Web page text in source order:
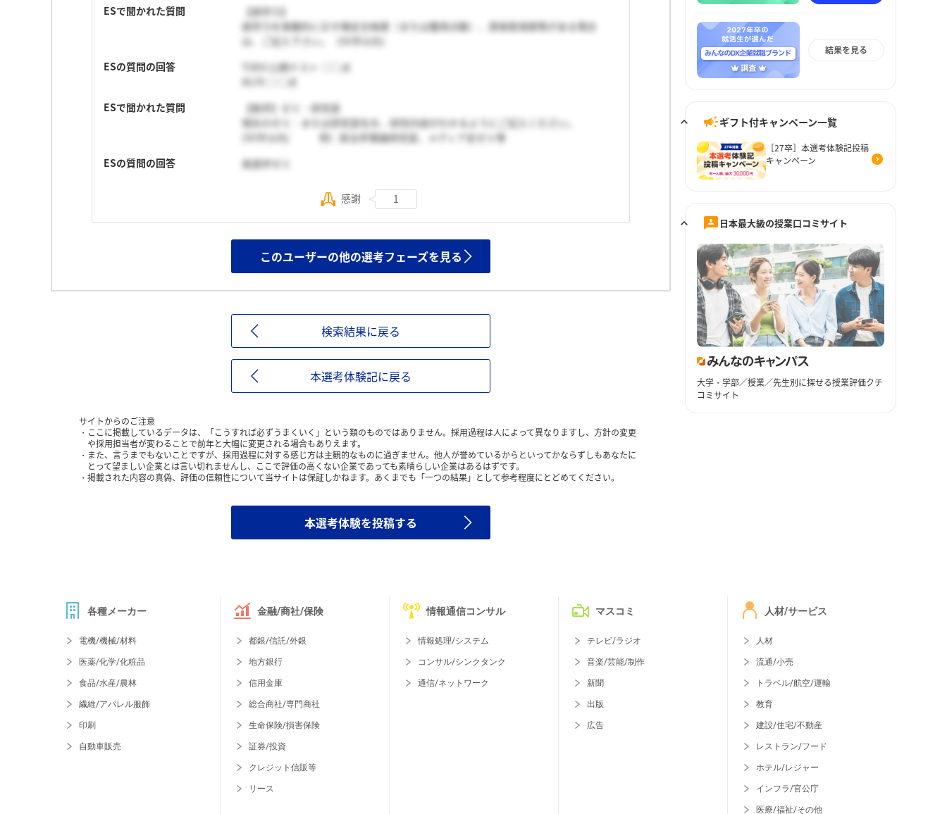
ESで聞かれた質問
【語学力】
語学力を客観的に示す検定合格歴（または獲得点数）、資格取得歴等がある場合
は、ご記入下さい。（50字以内）
ESの質問の回答
TOEIC公開テスト ○○点
IELTS ○○点
ESで聞かれた質問
【勉学】ゼミ・研究室
現在のゼミ・または研究室名を、研究内容がわかるようにご記入ください。
(50字以内) 例）政治学理論研究室、メディア史ゼミ等
ESの質問の回答
英語学ゼミ
感謝 1
このユーザーの他の選考フェーズを見る
検索結果に戻る
本選考体験記に戻る
サイトからのご注意
ここに掲載しているデータは、「こうすれば必ずうまくいく」という類のものではありません。採用過程は人によって異なりますし、方針の変更
や採用担当者が変わることで前年と大幅に変更される場合もありえます。
また、言うまでもないことですが、採用過程に対する感じ方は主観的なものに過ぎません。他人が誉めているからといってかならずしもあなたに
とって望ましい企業とは言い切れませんし、ここで評価の高くない企業であっても素晴らしい企業はあるはずです。
掲載された内容の真偽、評価の信頼性について当サイトは保証しかねます。あくまでも「一つの結果」として参考程度にとどめてください。
本選考体験を投稿する
結果を見る
ギフト付キャンペーン一覧
［27卒］本選考体験記投稿
キャンペーン
日本最大級の授業口コミサイト
大学・学部／授業／先生別に探せる授業評価クチ
コミサイト
各種メーカー
電機/機械/材料
医薬/化学/化粧品
食品/水産/農林
繊維/アパレル服飾
印刷
自動車販売
金融/商社/保険
都銀/信託/外銀
地方銀行
信用金庫
総合商社/専門商社
生命保険/損害保険
証券/投資
クレジット信販等
リース
情報通信コンサル
情報処理/システム
コンサル/シンクタンク
通信/ネットワーク
マスコミ
テレビ/ラジオ
音楽/芸能/制作
新聞
出版
広告
人材/サービス
人材
流通/小売
トラベル/航空/運輸
教育
建設/住宅/不動産
レストラン/フード
ホテル/レジャー
インフラ/官公庁
医療/福祉/その他